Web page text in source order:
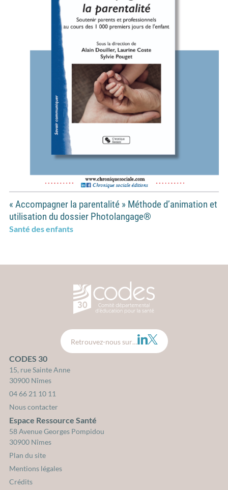
« Accompagner la parentalité » Méthode d’animation et
utilisation du dossier Photolangage®
Santé des enfants
CODES 30 - Comité
Retrouvez-nous sur… LinkedIn
Twitter
CODES 30
15, rue Sainte Anne
30900 Nîmes
04 66 21 10 11
Nous contacter
Espace Ressource Santé
58 Avenue Georges Pompidou
30900 Nîmes
Plan du site
Mentions légales
Crédits